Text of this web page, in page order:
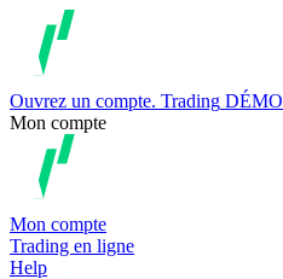
Ouvrez un compte. Trading DÉMO
Mon compte
Mon compte
Trading en ligne
Help